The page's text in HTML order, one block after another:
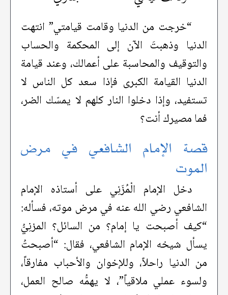
“خرجت من الدنيا وقامت قيامتي” انتهت
الدنيا وذهبتَ الآن إلى المحكمة والحساب
والتوقيف والمحاسبة على أعمالك، وعند قيامة
الدنيا القيامة الكبرى فإذا سعد كل الناس لا
تستفيد، وإذا دخلوا النار كلهم لا يمسّك الضر،
فما مصيرك أنت؟
قصة الإمام الشافعي في مرض
الموت
دخل الإمام الْمُزَنِي على أستاذه الإمام
الشافعي رضي الله عنه في مرض موته، فسأله:
“كيف أصبحت يا إمام؟ من السائل؟ المزنِيُّ
يسأل شيخه الإمام الشافعي، فقال: “أصبحتُ
من الدنيا راحلاً، وللإخوان والأحباب مفارقاً،
ولسوء عملي ملاقياً”، لا يهمُّه صالح العمل،